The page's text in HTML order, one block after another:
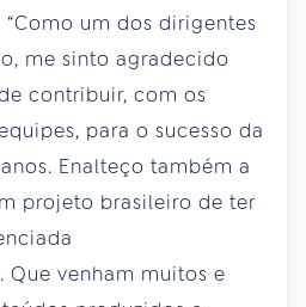
um dos dirigentes
me sinto agradecido
contribuir, com os
para o sucesso da
Enalteço também a
projeto brasileiro de ter
venham muitos e